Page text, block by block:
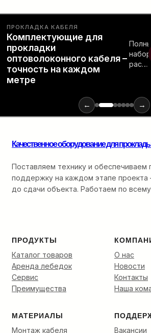
ПРОКЛАДКА КАБЕЛЯ
Комплектующие для
прокладки
оптоволоконного кабеля –
точность на каждом
метре
набор
для
ввода
до
← →
Качественное оборудование для
Поставляем технику и обеспечиваем
поддержку на каждом этапе проекта
до сдачи объекта. Работаем по
ПРОДУКТЫ
Каталог товаров
Аренда лебедок
Сервис
Преимущества
О нас
Новости
Контакты
Наша
МАТЕРИАЛЫ
Монтаж кабеля Вакансии